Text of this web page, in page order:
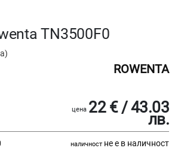
TN3500F0
ROWENTA
цена 22 € / 43.03
лв.
наличност не е в наличност